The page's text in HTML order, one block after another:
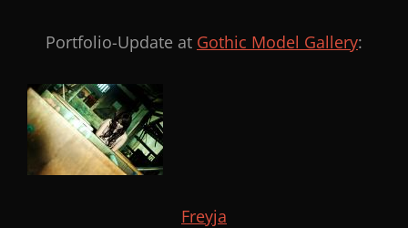
Portfolio-Update at Gothic Model Gallery:
Freyja